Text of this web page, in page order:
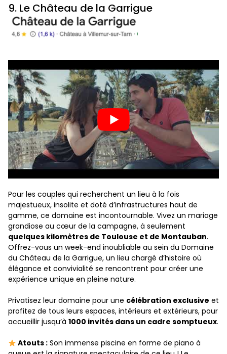
9. Le Château de la Garrigue
Pour les couples qui recherchent un lieu à la fois
majestueux, insolite et doté d’infrastructures haut de
gamme, ce domaine est incontournable. Vivez un mariage
grandiose au cœur de la campagne, à seulement
quelques kilomètres de Toulouse et de Montauban.
Offrez-vous un week-end inoubliable au sein du Domaine
du Château de la Garrigue, un lieu chargé d’histoire où
élégance et convivialité se rencontrent pour créer une
expérience unique en pleine nature.
Privatisez leur domaine pour une célébration exclusive et
profitez de tous leurs espaces, intérieurs et extérieurs, pour
accueillir jusqu’à 1000 invités dans un cadre somptueux.
Atouts :Son immense piscine en forme de piano à